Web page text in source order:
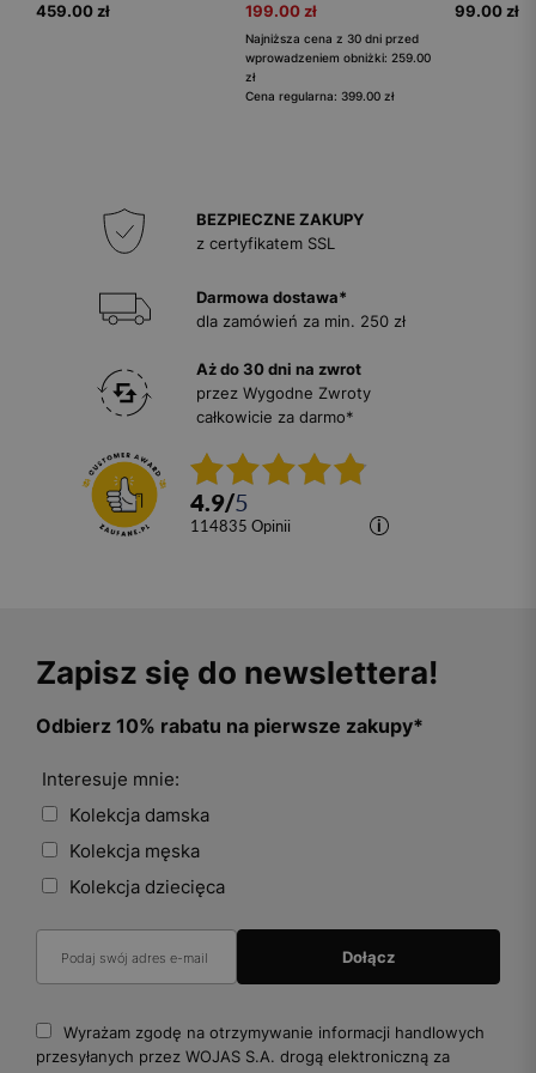
459.00 zł 199.00 zł
Najniższa cena z 30 dni przed
wprowadzeniem obniżki: 259.00
zł
Cena regularna: 399.00 zł
99.00 zł
BEZPIECZNE ZAKUPY
z certyfikatem SSL
Darmowa dostawa*
dla zamówień za min. 250 zł
Aż do 30 dni na zwrot
przez Wygodne Zwroty
całkowicie za darmo*
4.9/5
114835 opinii
Zapisz się do newslettera!
Odbierz 10% rabatu na pierwsze zakupy*
Interesuje mnie:
Kolekcja damska
Kolekcja męska
Kolekcja dziecięca
Wyrażam zgodę na otrzymywanie informacji handlowych
przesyłanych przez WOJAS S.A. drogą elektroniczną za